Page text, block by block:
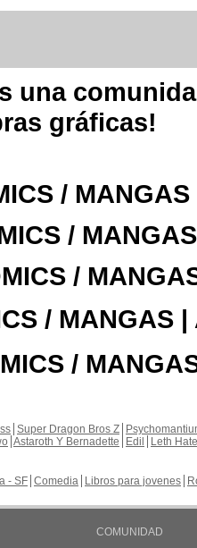
una
gráficas!
/
/
/
/ MANGAS |
/
Super Dragon Bros Z
Astaroth Y Bernadette Edil
Leth Hate
- SF Comedia Libros para jovenes
COMUNIDAD